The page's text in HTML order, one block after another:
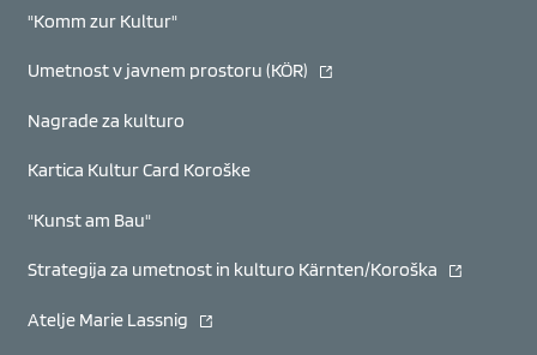
"Komm zur Kultur"
Umetnost v javnem prostoru (KÖR) (se odpre v novem oknu)
Nagrade za kulturo
Kartica Kultur Card Koroške
"Kunst am Bau"
Strategija za umetnost in kulturo Kärnten/Koroška (se odpre
Atelje Marie Lassnig (se odpre v novem oknu)